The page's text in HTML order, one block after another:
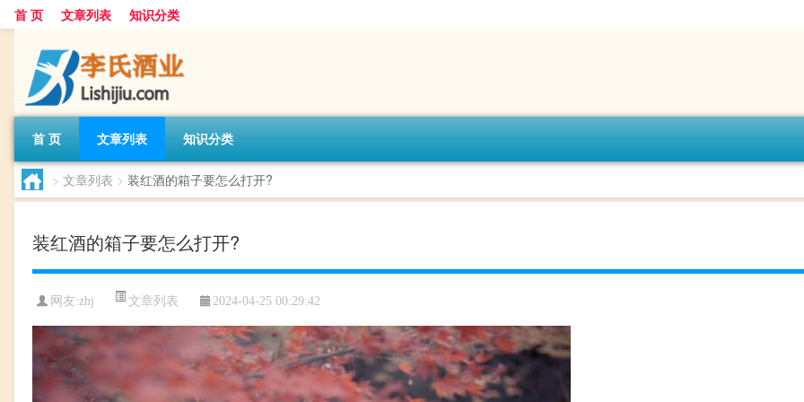
首 页 文章列表 知识分类
首 页 文章列表 知识分类
> 文章列表 > 装红酒的箱子要怎么打开?
装红酒的箱子要怎么打开?
网友:zhj 文章列表 2024-04-25 00:29:42